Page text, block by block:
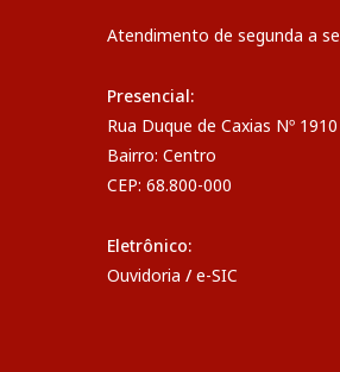
Atendimento de segunda a
Presencial:
Rua Duque de Caxias Nº 1910
Bairro: Centro
CEP: 68.800-000
Eletrônico:
Ouvidoria / e-SIC